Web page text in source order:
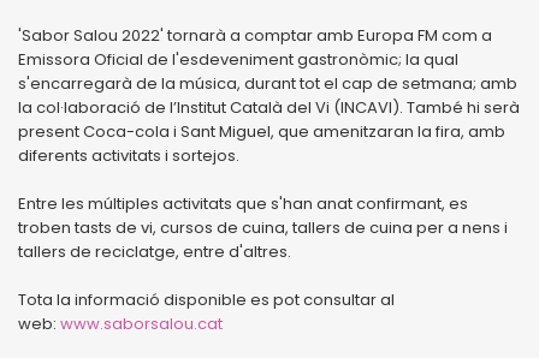
'Sabor Salou 2022' tornarà a comptar amb Europa FM com a
Emissora Oficial de l'esdeveniment gastronòmic; la qual
s'encarregarà de la música, durant tot el cap de setmana; amb
la col·laboració de l’Institut Català del Vi (INCAVI). També hi serà
present Coca-cola i Sant Miguel, que amenitzaran la fira, amb
diferents activitats i sortejos.
Entre les múltiples activitats que s'han anat confirmant, es
troben tasts de vi, cursos de cuina, tallers de cuina per a nens i
tallers de reciclatge, entre d'altres.
Tota la informació disponible es pot consultar al
web: www.saborsalou.cat